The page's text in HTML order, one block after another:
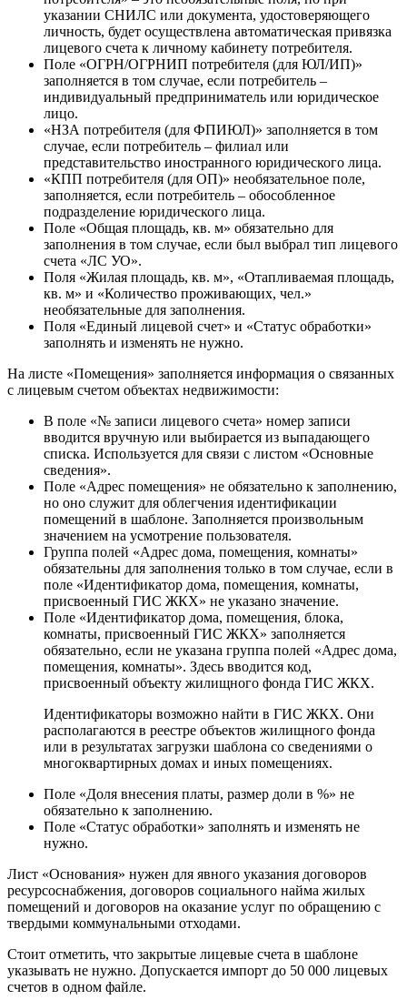
указании СНИЛС или документа, удостоверяющего
личность, будет осуществлена автоматическая привязка
лицевого счета к личному кабинету потребителя.
Поле «ОГРН/ОГРНИП потребителя (для ЮЛ/ИП)»
заполняется в том случае, если потребитель –
индивидуальный предприниматель или юридическое
лицо.
«НЗА потребителя (для ФПИЮЛ)» заполняется в том
случае, если потребитель – филиал или
представительство иностранного юридического лица.
«КПП потребителя (для ОП)» необязательное поле,
заполняется, если потребитель – обособленное
подразделение юридического лица.
Поле «Общая площадь, кв. м» обязательно для
заполнения в том случае, если был выбрал тип лицевого
счета «ЛС УО».
Поля «Жилая площадь, кв. м», «Отапливаемая площадь,
кв. м» и «Количество проживающих, чел.»
необязательные для заполнения.
Поля «Единый лицевой счет» и «Статус обработки»
заполнять и изменять не нужно.
На листе «Помещения» заполняется информация о связанных
с лицевым счетом объектах недвижимости:
В поле «№ записи лицевого счета» номер записи
вводится вручную или выбирается из выпадающего
списка. Используется для связи с листом «Основные
сведения».
Поле «Адрес помещения» не обязательно к заполнению,
но оно служит для облегчения идентификации
помещений в шаблоне. Заполняется произвольным
значением на усмотрение пользователя.
Группа полей «Адрес дома, помещения, комнаты»
обязательны для заполнения только в том случае, если в
поле «Идентификатор дома, помещения, комнаты,
присвоенный ГИС ЖКХ» не указано значение.
Поле «Идентификатор дома, помещения, блока,
комнаты, присвоенный ГИС ЖКХ» заполняется
обязательно, если не указана группа полей «Адрес дома,
помещения, комнаты». Здесь вводится код,
присвоенный объекту жилищного фонда ГИС ЖКХ.
Идентификаторы возможно найти в ГИС ЖКХ. Они
располагаются в реестре объектов жилищного фонда
или в результатах загрузки шаблона со сведениями о
многоквартирных домах и иных помещениях.
Поле «Доля внесения платы, размер доли в %» не
обязательно к заполнению.
Поле «Статус обработки» заполнять и изменять не
нужно.
Лист «Основания» нужен для явного указания договоров
ресурсоснабжения, договоров социального найма жилых
помещений и договоров на оказание услуг по обращению с
твердыми коммунальными отходами.
Стоит отметить, что закрытые лицевые счета в шаблоне
указывать не нужно. Допускается импорт до 50 000 лицевых
счетов в одном файле.